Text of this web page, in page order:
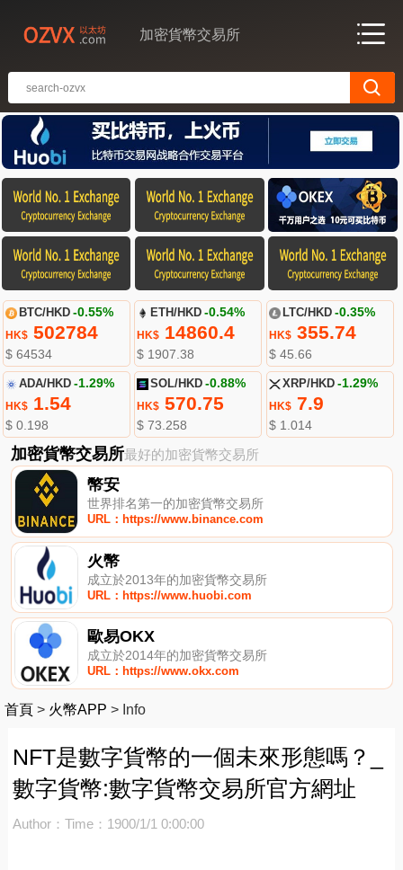
加密貨幣交易所
BTC/HKD -0.55%
HK$502784
$ 64534
ETH/HKD -0.54%
HK$ 14860.4
$ 1907.38
LTC/HKD -0.35%
HK$355.74
$ 45.66
ADA/HKD -1.29%
HK$1.54
$ 0.198
SOL/HKD -0.88%
HK$ 570.75
$ 73.258
XRP/HKD -1.29%
HK$7.9
$ 1.014
加密貨幣交易所最好的加密貨幣交易所
幣安
世界排名第一的加密貨幣交易所
URL：https://www.binance.com
火幣
成立於2013年的加密貨幣交易所
URL：https://www.huobi.com
歐易OKX
成立於2014年的加密貨幣交易所
URL：https://www.okx.com
首頁 > 火幣APP > Info
NFT是數字貨幣的一個未來形態嗎？_
數字貨幣:數字貨幣交易所官方網址
Author： Time：1900/1/1 0:00:00